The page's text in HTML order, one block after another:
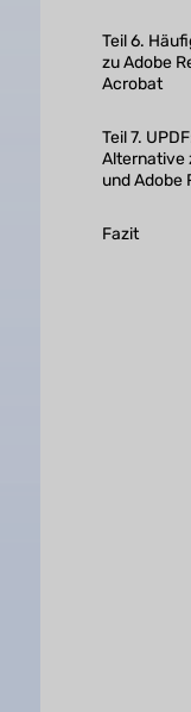
Teil 6.
zu Adobe
Acrobat
Teil 7.
Alternative
und Adobe
Fazit